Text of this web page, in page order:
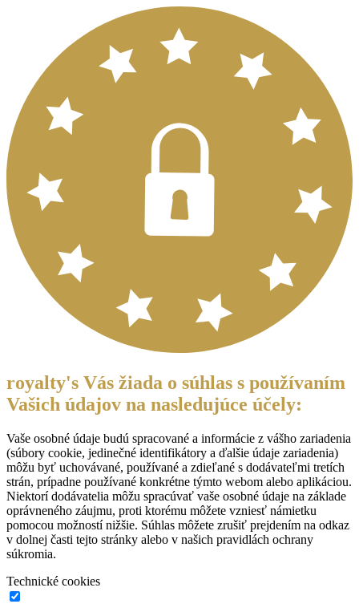
royalty's Vás žiada o súhlas s používaním
Vašich údajov na nasledujúce účely:
Vaše osobné údaje budú spracované a informácie z vášho zariadenia
(súbory cookie, jedinečné identifikátory a ďalšie údaje zariadenia)
môžu byť uchovávané, používané a zdieľané s dodávateľmi tretích
strán, prípadne používané konkrétne týmto webom alebo aplikáciou.
Niektorí dodávatelia môžu spracúvať vaše osobné údaje na základe
oprávneného záujmu, proti ktorému môžete vzniesť námietku
pomocou možností nižšie. Súhlas môžete zrušiť prejdením na odkaz
v dolnej časti tejto stránky alebo v našich pravidlách ochrany
súkromia.
Technické cookies